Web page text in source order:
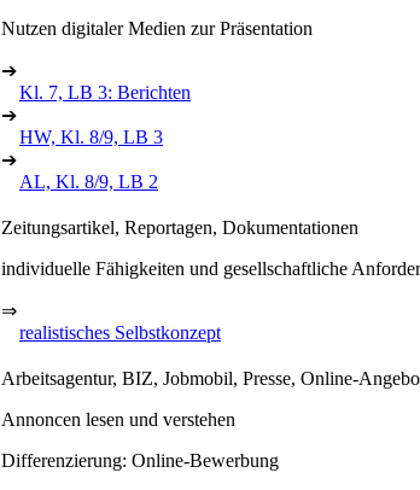
Nutzen digitaler Medien zur Präsentation
➔
Kl. 7, LB 3: Berichten
➔
HW, Kl. 8/9, LB 3
➔
AL, Kl. 8/9, LB 2
Zeitungsartikel, Reportagen, Dokumentationen
individuelle Fähigkeiten und gesellschaftliche
⇒
realistisches Selbstkonzept
Arbeitsagentur, BIZ, Jobmobil, Presse, Online-
Annoncen lesen und verstehen
Differenzierung: Online-Bewerbung